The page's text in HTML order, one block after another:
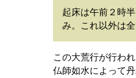
起床は午前２時
み。これ以外は
この大荒行が行わ
仏師如水によって